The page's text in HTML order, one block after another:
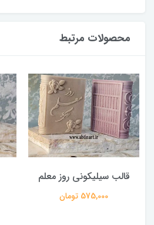
محصولات مرتبط
قالب سیلیکونی روز معلم
575,000 تومان